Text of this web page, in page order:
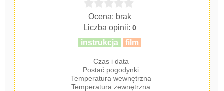
Ocena: brak
Liczba opinii:0
instrukcja film
Czas i data
Postać pogodynki
Temperatura wewnętrzna
Temperatura zewnętrzna